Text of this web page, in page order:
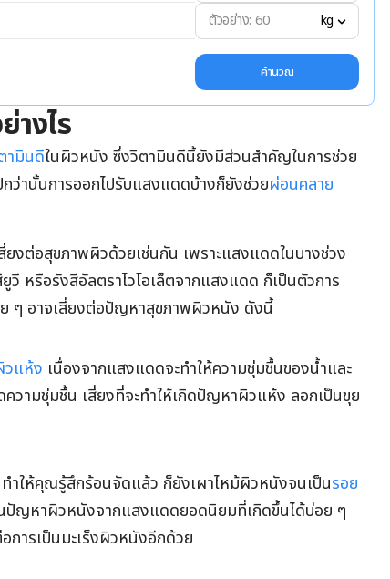
kg
คำนวณ
างไร
ามินดีในผิวหนัง ซึ่งวิตามินดีนี้ยังมีส่วนสำคัญในการช่วย
ว่านั้นการออกไปรับแสงแดดบ้างก็ยังช่วยผ่อนคลาย
งต่อสุขภาพผิวด้วยเช่นกัน เพราะแสงแดดในบางช่วง
หรือรังสีอัลตราไวโอเล็ตจากแสงแดด ก็เป็นตัวการ
ๆ อาจเสี่ยงต่อปัญหาสุขภาพผิวหนัง ดังนี้
วแห้ง เนื่องจากแสงแดดจะทำให้ความชุ่มชื้นของน้ำและ
วามชุ่มชื้น เสี่ยงที่จะทำให้เกิดปัญหาผิวแห้ง ลอกเป็นขุย
ให้คุณรู้สึกร้อนจัดแล้ว ก็ยังเผาไหม้ผิวหนังจนเป็นรอย
ญหาผิวหนังจากแสงแดดยอดนิยมที่เกิดขึ้นได้บ่อย ๆ
การเป็นมะเร็งผิวหนังอีกด้วย